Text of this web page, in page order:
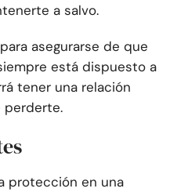
a salvo.
asegurarse de que
está dispuesto a
tener una relación
perderte.
protección en una